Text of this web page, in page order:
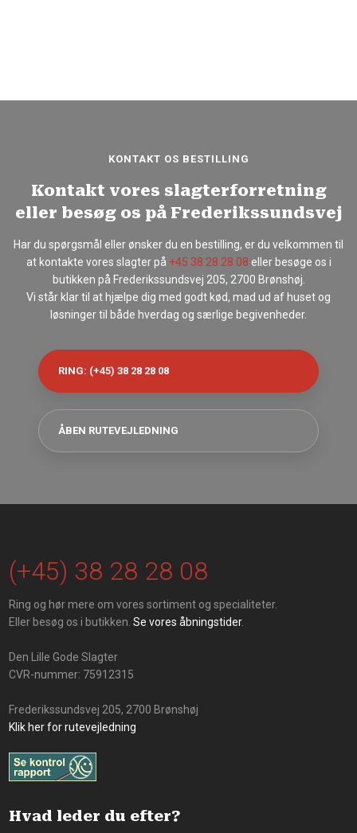
KONTAKT OS BESTILLING
Kontakt vores slagterforretning
eller besøg os på Frederikssundsvej
Har du spørgsmål eller ønsker du en bestilling, er du velkommen til
at kontakte vores slagter på +45 38 28 28 08 eller besøge os i
butikken på Frederikssundsvej 205, 2700 Brønshøj.
Vi står klar til at hjælpe dig med godt kød, mad ud af huset og
løsninger til både hverdag og særlige begivenheder.
RING: (+45) 38 28 28 08
ÅBEN RUTEVEJLEDNING
(+45) 38 28 28 08
Ring og hør mere om vores sortiment og specialiteter.
Eller besøg os i butikken. Se vores åbningstider.
Den Lille Gode Slagter
CVR-nummer: 75912315
Frederikssundsvej 205, 2700 Brønshøj
Klik her for rutevejledning
Hvad leder du efter?